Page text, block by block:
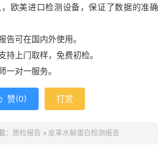
欧美进口检测设备，保证了数据的准确
可在国内外使用。
上门取样，免费初检。
一对一服务。
赞(0) 打赏
： 质检报告 » 皮革水解蛋白检测报告